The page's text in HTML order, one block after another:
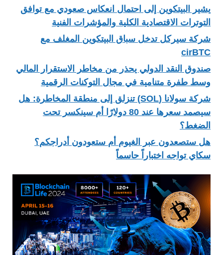
يشير البيتكوين إلى احتمال انعكاس صعودي مع توافق
التوترات الاقتصادية الكلية والمؤشرات الفنية
شركة سيركل تدخل سباق البيتكوين المغلف مع
cirBTC
صندوق النقد الدولي يحذر من مخاطر الاستقرار المالي
وسط طفرة متنامية في مجال التوكنات الرقمية
شركة سولانا (SOL) تنزلق إلى منطقة المخاطرة: هل
سيصمد سعرها عند 80 دولارًا أم سينكسر تحت
الضغط؟
هل ستصعدون عبر الغيوم أم ستعودون أدراجكم؟
سكاي تواجه اختباراً حاسماً